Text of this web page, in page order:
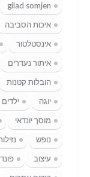
gilad somjen
איכות הסביבה
אינסטלטור
איתור נעדרים
הובלות קטנות
יוגה
ילדים
מוסך יונדאי
נופש
עיצוב